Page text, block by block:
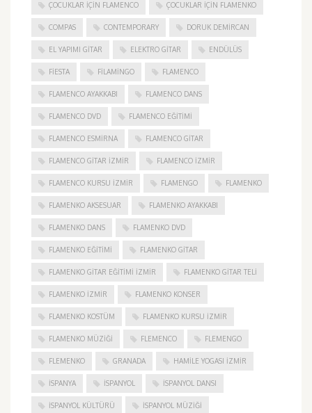
ÇOCUKLAR IÇIN FLAMENCO ÇOCUKLAR IÇIN FLAMENKO
COMPAS CONTEMPORARY DORUK DEMIRCAN
EL YAPIMI GITAR ELEKTRO GITAR ENDÜLÜS
FIESTA FILAMINGO FLAMENCO
FLAMENCO AYAKKABI FLAMENCO DANS
FLAMENCO DVD FLAMENCO EĞITIMI
FLAMENCO ESMIRNA FLAMENCO GITAR
FLAMENCO GITAR İZMIR FLAMENCO IZMIR
FLAMENCO KURSU İZMIR FLAMENGO FLAMENKO
FLAMENKO AKSESUAR FLAMENKO AYAKKABI
FLAMENKO DANS FLAMENKO DVD
FLAMENKO EĞITIMI FLAMENKO GITAR
FLAMENKO GITAR EĞITIMI İZMIR FLAMENKO GITAR TELI
FLAMENKO IZMIR FLAMENKO KONSER
FLAMENKO KOSTÜM FLAMENKO KURSU İZMIR
FLAMENKO MÜZIĞI FLEMENCO FLEMENGO
FLEMENKO GRANADA HAMILE YOGASI İZMIR
ISPANYA İSPANYOL İSPANYOL DANSI
İSPANYOL KÜLTÜRÜ İSPANYOL MÜZIĞI